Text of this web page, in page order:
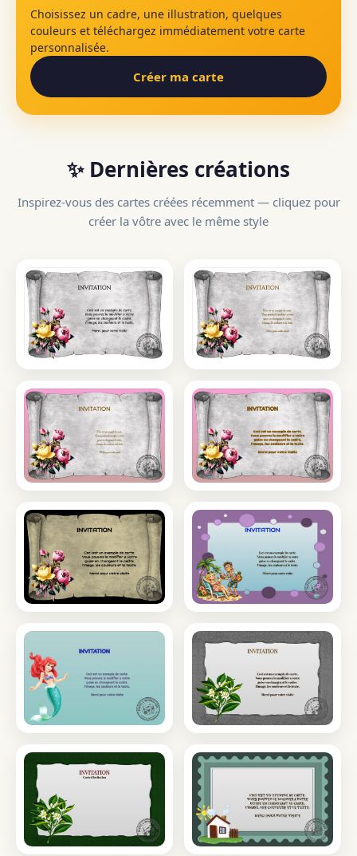
Choisissez un cadre, une illustration, quelques
couleurs et téléchargez immédiatement votre carte
personnalisée.
Créer ma carte
✨ Dernières créations
Inspirez-vous des cartes créées récemment — cliquez pour
créer la vôtre avec le même style